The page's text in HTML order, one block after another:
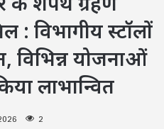
: विभागीय स्टॉलों
विभिन्न योजनाओं
लाभान्वित
2